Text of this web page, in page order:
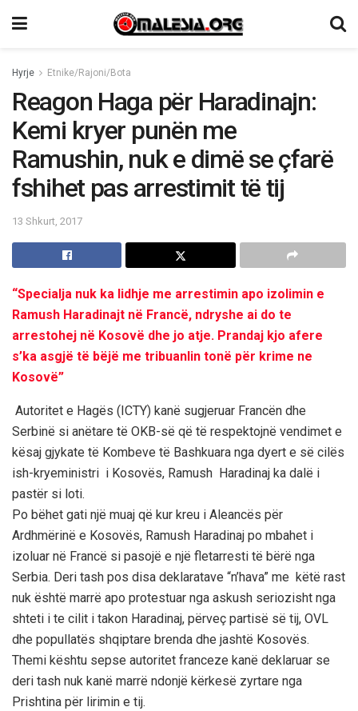
Hyrje Etnike/Rajoni/Bota
Reagon Haga për Haradinajn:
Kemi kryer punën me
Ramushin, nuk e dimë se çfarë
fshihet pas arrestimit të tij
13 Shkurt, 2017
“Specialja nuk ka lidhje me arrestimin apo izolimin e
Ramush Haradinajt në Francë, ndryshe ai do te
arrestohej në Kosovë dhe jo atje. Prandaj kjo afere
s’ka asgjë të bëjë me tribuanlin tonë për krime ne
Kosovë”
Autoritet e Hagës (ICTY) kanë sugjeruar Francën dhe
Serbinë si anëtare të OKB-së që të respektojnë vendimet e
kësaj gjykate të Kombeve të Bashkuara nga dyert e së cilës
ish-kryeministri i Kosovës, Ramush Haradinaj ka dalë i
pastër si loti.
Po bëhet gati një muaj që kur kreu i Aleancës për
Ardhmërinë e Kosovës, Ramush Haradinaj po mbahet i
izoluar në Francë si pasojë e një fletarresti të bërë nga
Serbia. Deri tash pos disa deklaratave “n’hava” me këtë rast
nuk është marrë apo protestuar nga askush seriozisht nga
shteti i te cilit i takon Haradinaj, përveç partisë së tij, OVL
dhe popullatës shqiptare brenda dhe jashtë Kosovës.
Themi kështu sepse autoritet franceze kanë deklaruar se
deri tash nuk kanë marrë ndonjë kërkesë zyrtare nga
Prishtina për lirimin e tij.